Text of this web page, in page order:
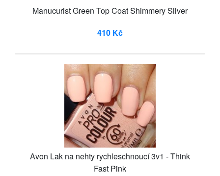
Manucurist Green Top Coat Shimmery Silver
410 Kč
Avon Lak na nehty rychleschnoucí 3v1 - Think
Fast Pink